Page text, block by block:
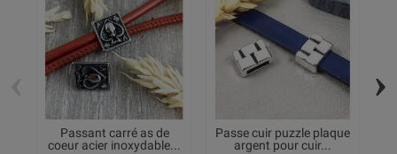
Passant carré as de
coeur acier inoxydable...
Passe cuir puzzle plaque
argent pour cuir...
›